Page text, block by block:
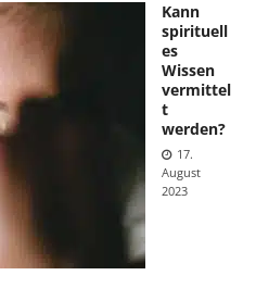
Kann
spirituell
es
Wissen
vermittel
t
werden?
17.
August
2023